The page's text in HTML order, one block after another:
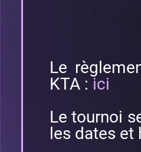
Le
KTA : ici
Le tournoi
les dates et